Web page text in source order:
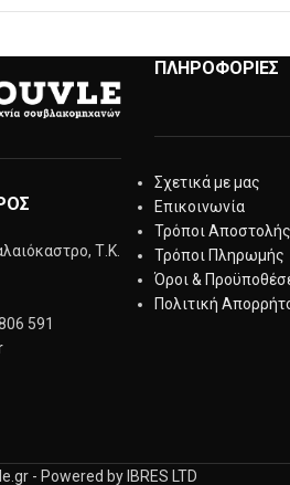
Τ.Κ.
591
ΠΛΗΡΟΦΟΡΙΕΣ
Σχετικά με μας
Επικοινωνία
Τρόποι Αποστολής
Τρόποι Πληρωμής
Όροι &
Πολιτική
- Powered by IBRES LTD